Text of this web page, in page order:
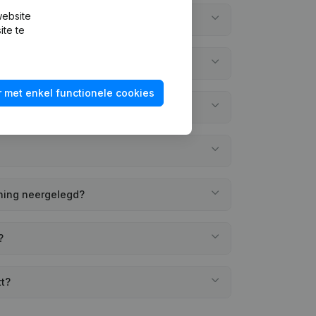
neergelegd?
te
met enkel functionele cookies